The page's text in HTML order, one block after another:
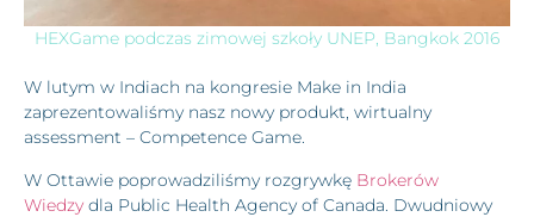
HEXGame podczas zimowej szkoły UNEP, Bangkok 2016
W lutym w Indiach na kongresie Make in India
zaprezentowaliśmy nasz nowy produkt, wirtualny
assessment – Competence Game.
W Ottawie poprowadziliśmy rozgrywkę Brokerów
Wiedzy dla Public Health Agency of Canada. Dwudniowy